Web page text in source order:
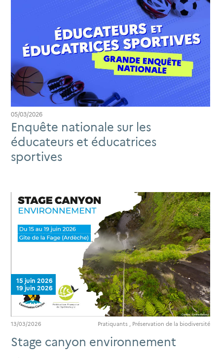
05/03/2026
Enquête nationale sur les
éducateurs et éducatrices
sportives
15 juin 2026
19 juin 2026
13/03/2026 Pratiquants , Préservation de la biodiversité
Stage canyon environnement